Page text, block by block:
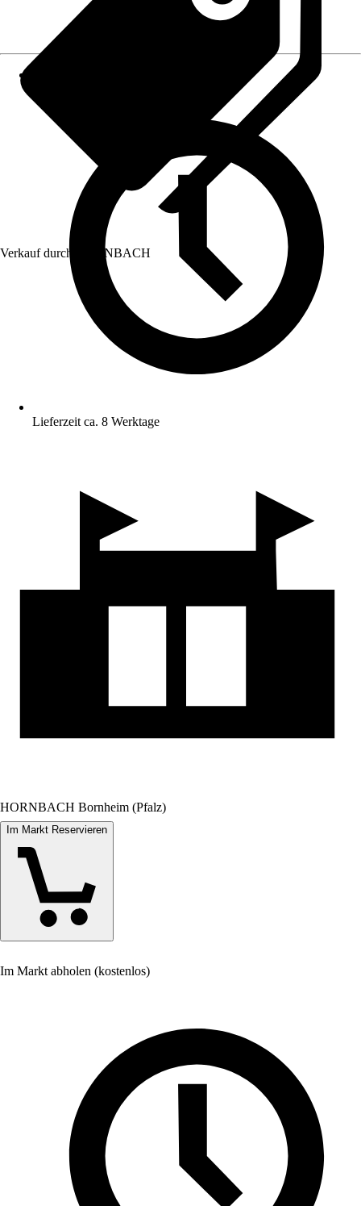
Verkauf durch: HORNBACH
Lieferzeit ca. 8 Werktage
HORNBACH Bornheim (Pfalz)
Im Markt Reservieren
Im Markt abholen (kostenlos)